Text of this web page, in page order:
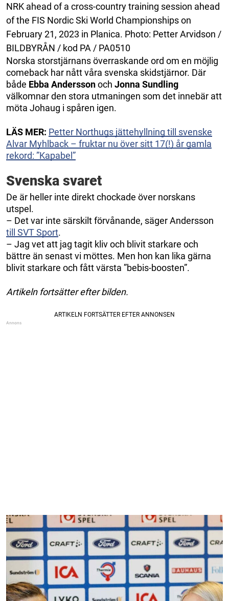
NRK ahead of a cross-country training session ahead
of the FIS Nordic Ski World Championships on
February 21, 2023 in Planica. Photo: Petter Arvidson /
BILDBYRÅN / kod PA / PA0510
Norska storstjärnans överraskande ord om en möjlig
comeback har nått våra svenska skidstjärnor. Där
både Ebba Anderssonoch Jonna Sundling
välkomnar den stora utmaningen som det innebär att
möta Johaug i spåren igen.
LÄS MER: Petter Northugs jättehyllning till svenske
Alvar Myhlback – fruktar nu över sitt 17(!) år gamla
rekord: ”Kapabel”
Svenska svaret
De är heller inte direkt chockade över norskans
utspel.
– Det var inte särskilt förvånande, säger Andersson
till SVT Sport.
– Jag vet att jag tagit kliv och blivit starkare och
bättre än senast vi möttes. Men hon kan lika gärna
blivit starkare och fått värsta ”bebis-boosten”.
Artikeln fortsätter efter bilden.